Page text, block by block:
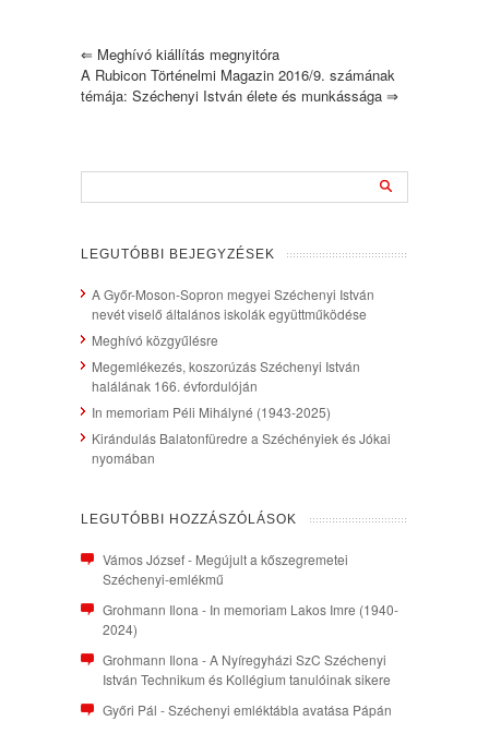
⇐ Meghívó kiállítás megnyitóra
A Rubicon Történelmi Magazin 2016/9. számának
témája: Széchenyi István élete és munkássága ⇒
LEGUTÓBBI BEJEGYZÉSEK
A Győr-Moson-Sopron megyei Széchenyi István
nevét viselő általános iskolák együttműködése
Meghívó közgyűlésre
Megemlékezés, koszorúzás Széchenyi István
halálának 166. évfordulóján
In memoriam Péli Mihályné (1943-2025)
Kirándulás Balatonfüredre a Széchényiek és Jókai
nyomában
LEGUTÓBBI HOZZÁSZÓLÁSOK
Vámos József- Megújult a kőszegremetei
Széchenyi-emlékmű
Grohmann Ilona- In memoriam Lakos Imre (1940-
2024)
Grohmann Ilona-A Nyíregyházi SzC Széchenyi
István Technikum és Kollégium tanulóinak sikere
Győri Pál -Széchenyi emléktábla avatása Pápán